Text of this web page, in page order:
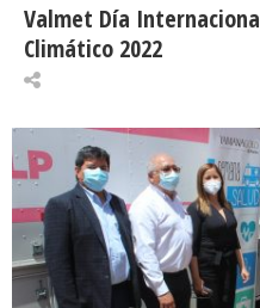
Valmet Día
Climático 2022